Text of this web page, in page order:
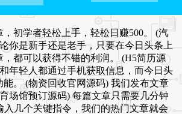
初学者轻松上手，轻松日赚500。 (汽
你是新手还是老手，只要在今日头条上
，都可以获得不错的利润。 (H5简历源
年轻人都通过手机获取信息，而今日头
。 (物资回收官网源码) 我们发布文章
场馆预订源码) 每篇文章只需要几分钟
入几个关键指令，我们的热门文章就会